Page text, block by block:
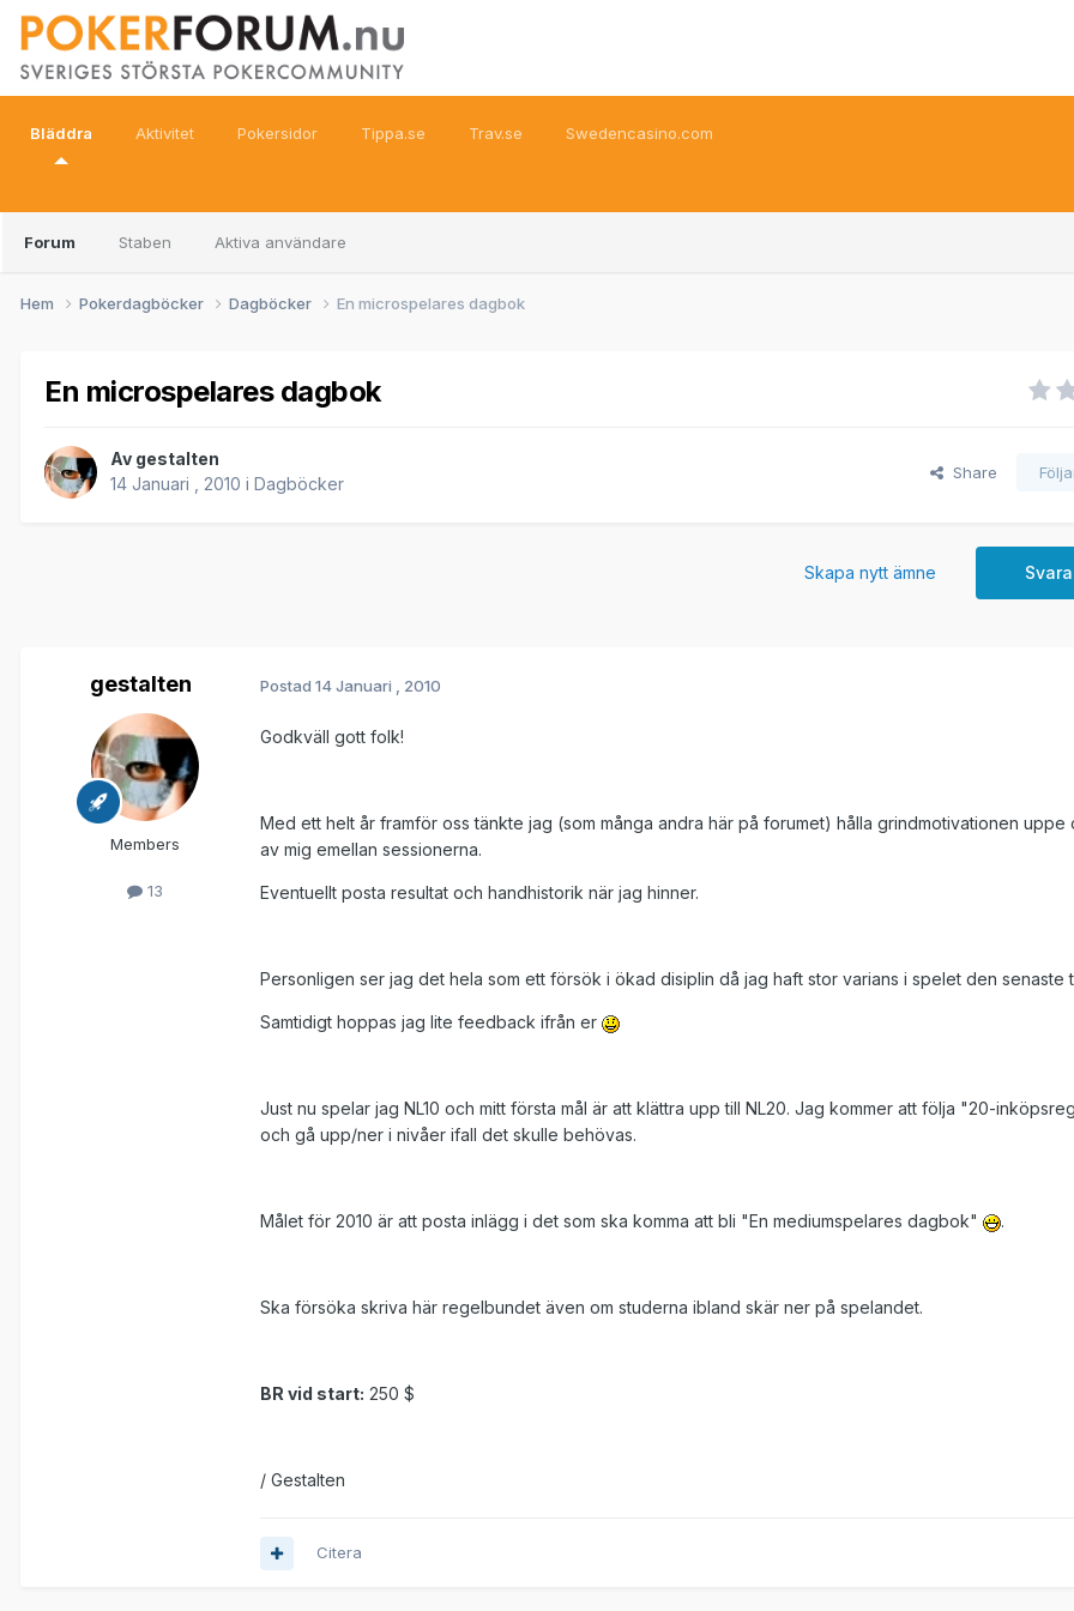
Bläddra
Forum Staben Aktiva användare
Aktivitet Pokersidor Tippa.se Trav.se Swedencasino.com
Hem Pokerdagböcker Dagböcker En microspelares dagbok
En microspelares dagbok
Av gestalten
14 Januari , 2010 i Dagböcker
Share
Skapa nytt ämne
gestalten
Members
13
Postad 14 Januari , 2010
Godkväll gott folk!
Med ett helt år framför oss tänkte jag (som många andra här på forumet) hålla grindmotivationen uppe
av mig emellan sessionerna.
Eventuellt posta resultat och handhistorik när jag hinner.
Personligen ser jag det hela som ett försök i ökad disiplin då jag haft stor varians i spelet den senaste
Samtidigt hoppas jag lite feedback ifrån er
Just nu spelar jag NL10 och mitt första mål är att klättra upp till NL20. Jag kommer att följa "20-
och gå upp/ner i nivåer ifall det skulle behövas.
Målet för 2010 är att posta inlägg i det som ska komma att bli "En mediumspelares dagbok" .
Ska försöka skriva här regelbundet även om studerna ibland skär ner på spelandet.
BR vid start: 250 $
/ Gestalten
Citera